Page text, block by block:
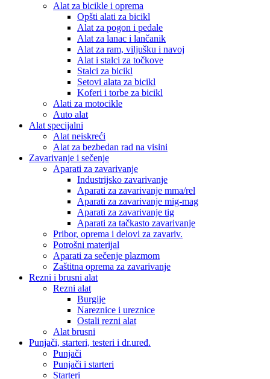
Alat za bicikle i oprema
Opšti alati za bicikl
Alat za pogon i pedale
Alat za lanac i lančanik
Alat za ram, viljušku i navoj
Alat i stalci za točkove
Stalci za bicikl
Setovi alata za bicikl
Koferi i torbe za bicikl
Alati za motocikle
Auto alat
Alat specijalni
Alat neiskreći
Alat za bezbedan rad na visini
Zavarivanje i sečenje
Aparati za zavarivanje
Industrijsko zavarivanje
Aparati za zavarivanje mma/rel
Aparati za zavarivanje mig-mag
Aparati za zavarivanje tig
Aparati za tačkasto zavarivanje
Pribor, oprema i delovi za zavariv.
Potrošni materijal
Aparati za sečenje plazmom
Zaštitna oprema za zavarivanje
Rezni i brusni alat
Rezni alat
Burgije
Nareznice i ureznice
Ostali rezni alat
Alat brusni
Punjači, starteri, testeri i dr.uređ.
Punjači
Punjači i starteri
Starteri